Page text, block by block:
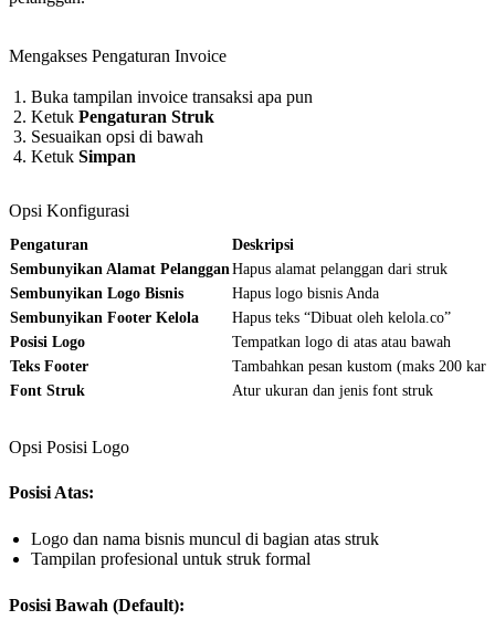
Mengakses Pengaturan Invoice
Buka tampilan invoice transaksi apa pun
Ketuk Pengaturan Struk
Sesuaikan opsi di bawah
Ketuk Simpan
Opsi Konfigurasi
Pengaturan
Deskripsi
Sembunyikan Alamat PelangganHapus alamat pelanggan dari struk
Sembunyikan Logo Bisnis
Hapus logo bisnis Anda
Sembunyikan Footer Kelola
Hapus teks “Dibuat oleh kelola.co”
Posisi Logo
Tempatkan logo di atas atau bawah
Teks Footer
Tambahkan pesan kustom (maks 200
Font Struk
Atur ukuran dan jenis font struk
Opsi Posisi Logo
Posisi Atas:
Logo dan nama bisnis muncul di bagian atas struk
Tampilan profesional untuk struk formal
Posisi Bawah (Default):